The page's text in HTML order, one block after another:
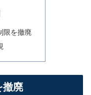
限を撤廃
撤廃